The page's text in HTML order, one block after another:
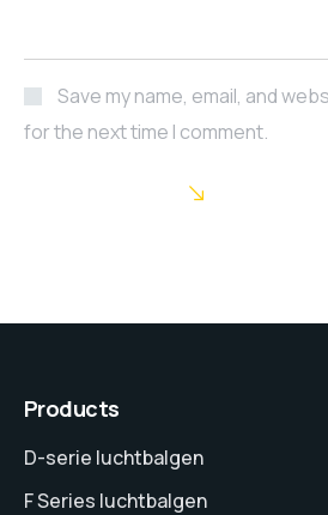
Save my name, email, and
for the next time I comment.
Products
D-serie luchtbalgen
F Series luchtbalgen